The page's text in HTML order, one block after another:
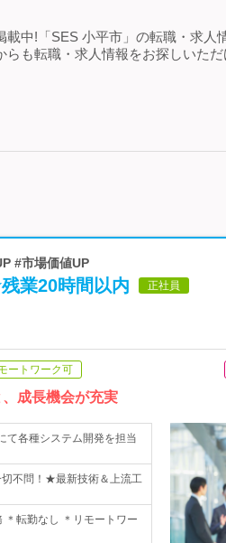
中!「SES 小平市」の転職・求人
も転職・求人情報をお探しいた
#市場価値UP
業20時間以内 正社員
ートワーク可
成長機会が充実
て各種システム開発を担当
切不問！★最新技術＆上流工
転勤なし ＊リモートワー